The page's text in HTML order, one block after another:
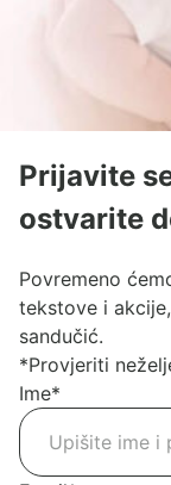
Prijavite
ostvarite
Povremeno
tekstove i
sandučić.
*Provjeriti
Ime*